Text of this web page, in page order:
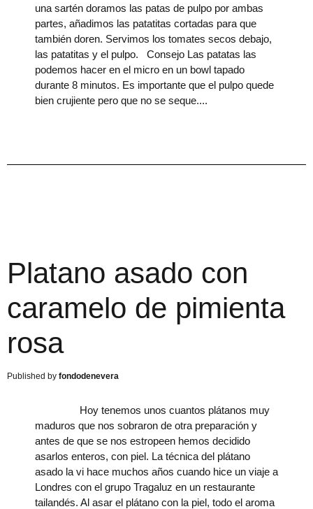
una sartén doramos las patas de pulpo por ambas
partes, añadimos las patatitas cortadas para que
también doren. Servimos los tomates secos debajo,
las patatitas y el pulpo. Consejo Las patatas las
podemos hacer en el micro en un bowl tapado
durante 8 minutos. Es importante que el pulpo quede
bien crujiente pero que no se seque.
Platano asado con
caramelo de pimienta
rosa
fondodenevera
Hoy tenemos unos cuantos plátanos muy
maduros que nos sobraron de otra preparación y
antes de que se nos estropeen hemos decidido
asarlos enteros, con piel. La técnica del plátano
asado la vi hace muchos años cuando hice un viaje a
Londres con el grupo Tragaluz en un restaurante
tailandés. Al asar el plátano con la piel, todo el aroma